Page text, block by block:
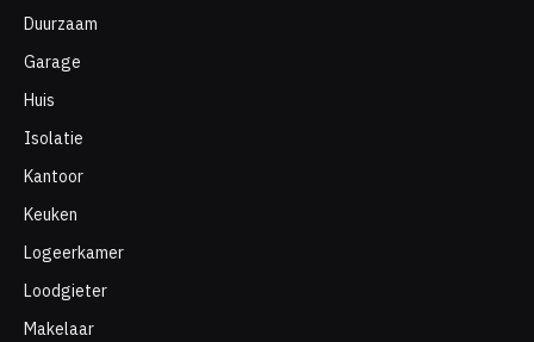
Duurzaam
Garage
Huis
Isolatie
Kantoor
Keuken
Logeerkamer
Loodgieter
Makelaar